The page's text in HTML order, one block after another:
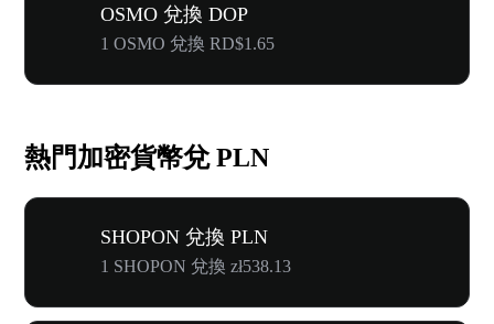
OSMO 兌換 DOP
1 OSMO 兌換 RD$1.65
熱門加密貨幣兌 PLN
SHOPON 兌換 PLN
1 SHOPON 兌換 zł538.13